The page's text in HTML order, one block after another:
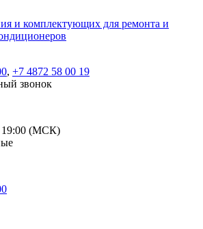
и комплектующих для ремонта и
, +7 4872 58 00 19
звонок
19:00 (МСК)